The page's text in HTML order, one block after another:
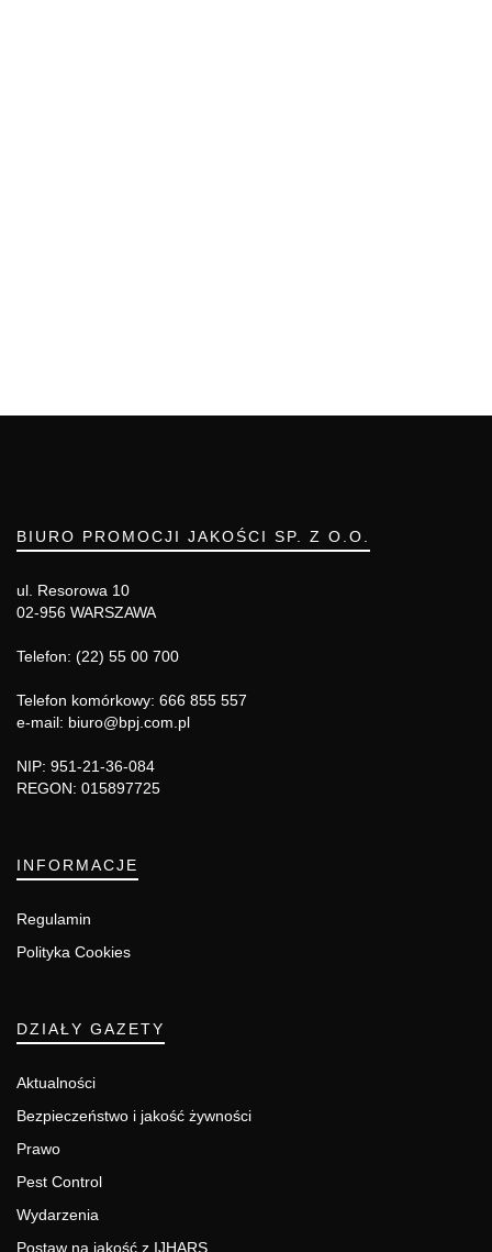
BIURO PROMOCJI JAKOŚCI SP. Z O.O.
ul. Resorowa 10
02-956 WARSZAWA
Telefon: (22) 55 00 700
Telefon komórkowy: 666 855 557
e-mail: biuro@bpj.com.pl
NIP: 951-21-36-084
REGON: 015897725
INFORMACJE
Regulamin
Polityka Cookies
DZIAŁY GAZETY
Aktualności
Bezpieczeństwo i jakość żywności
Prawo
Pest Control
Wydarzenia
Postaw na jakość z IJHARS